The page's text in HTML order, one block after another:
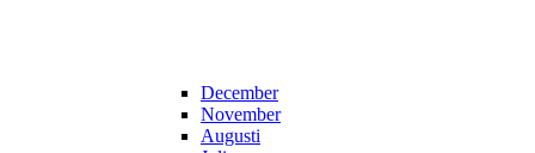
December
November
Augusti